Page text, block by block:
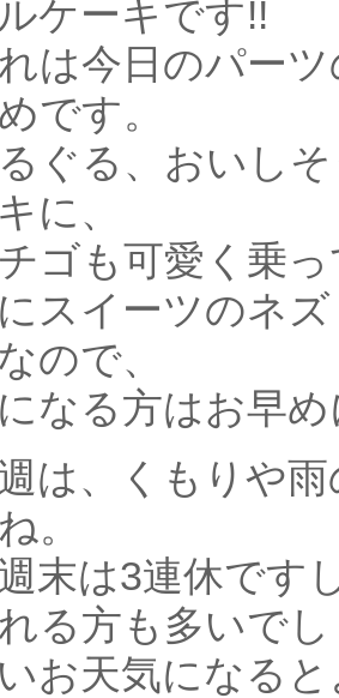
ケーキです!!
は今日のパー
です。
ぐる、おいし
に、
ゴも可愛く乗
スイーツのネ
ので、
なる方はお早
は、くもりや
。
末は3連休です
る方も多いで
お天気になる